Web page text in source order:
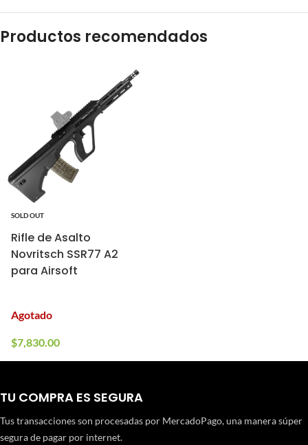
Productos recomendados
SOLD OUT
Rifle de Asalto
Novritsch SSR77 A2
para Airsoft
Agotado
$7,830.00
TU COMPRA ES SEGURA
Tus transacciones son procesadas por MercadoPago, una manera súper
segura de pagar por internet.